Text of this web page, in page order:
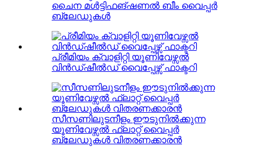
ചൈന മൾട്ടിഫങ്ഷണൽ ബീം വൈപ്പർ
ബ്ലേഡുകൾ
പ്രീമിയം ക്വാളിറ്റി യൂണിവേഴ്സൽ
വിൻഡ്ഷീൽഡ് വൈപ്പേഴ്സ് ഫാക്ടറി
സീസണിലുടനീളം ഈടുനിൽക്കുന്ന
യൂണിവേഴ്സൽ ഫ്ലാറ്റ് വൈപ്പർ
ബ്ലേഡുകൾ വിതരണക്കാരൻ